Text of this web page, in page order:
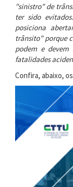
"sinistro" de
ter sido
posiciona
trânsito" porque
podem e
fatalidades
Confira, abaixo,